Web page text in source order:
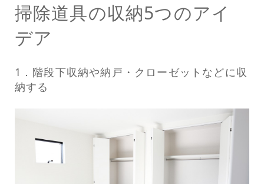
掃除道具の収納5つのアイ
デア
1．階段下収納や納戸・クローゼットなどに収
納する